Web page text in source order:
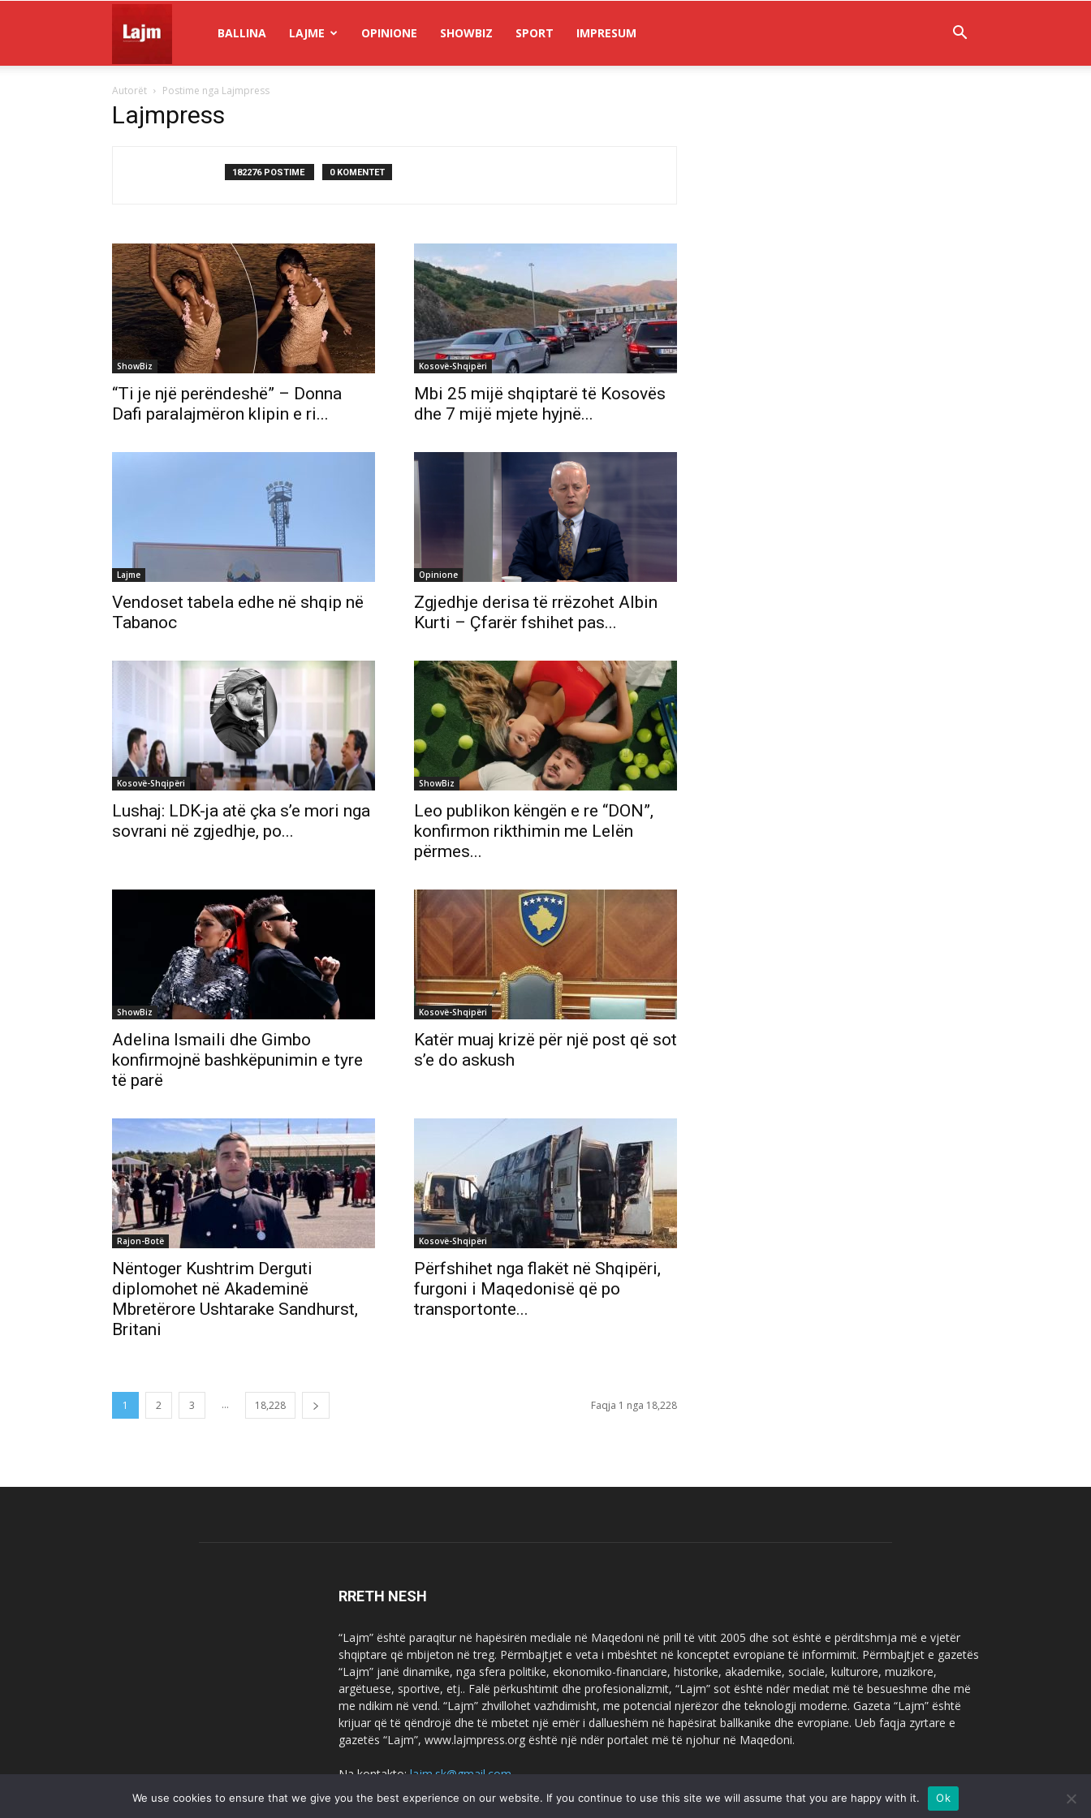
Lajm
BALLINA LAJME OPINIONE SHOWBIZ SPORT IMPRESUM
Autorët Postime nga Lajmpress
Lajmpress
182276 POSTIME 0 KOMENTET
ShowBiz
“Ti je një perëndeshë” – Donna
Dafi paralajmëron klipin e ri...
Kosovë-Shqipëri
Mbi 25 mijë shqiptarë të Kosovës
dhe 7 mijë mjete hyjnë...
Lajme
Vendoset tabela edhe në shqip në
Tabanoc
Opinione
Zgjedhje derisa të rrëzohet Albin
Kurti – Çfarër fshihet pas...
Kosovë-Shqipëri
Lushaj: LDK-ja atë çka s’e mori nga
sovrani në zgjedhje, po...
ShowBiz
Leo publikon këngën e re “DON”,
konfirmon rikthimin me Lelën
përmes...
ShowBiz
Adelina Ismaili dhe Gimbo
konfirmojnë bashkëpunimin e tyre
të parë
Kosovë-Shqipëri
Katër muaj krizë për një post që sot
s’e do askush
Rajon-Botë
Nëntoger Kushtrim Derguti
diplomohet në Akademinë
Mbretërore Ushtarake Sandhurst,
Britani
Kosovë-Shqipëri
Përfshihet nga flakët në Shqipëri,
furgoni i Maqedonisë që po
transportonte...
1 2 3 ... 18,228 Faqja 1 nga 18,228
RRETH NESH
“Lajm” është paraqitur në hapësirën mediale në Maqedoni në prill të vitit 2005 dhe sot është e përditshmja më e vjetër
shqiptare që mbijeton në treg. Përmbajtjet e veta i mbështet në konceptet evropiane të informimit. Përmbajtjet e gazetës
“Lajm” janë dinamike, nga sfera politike, ekonomiko-financiare, historike, akademike, sociale, kulturore, muzikore,
argëtuese, sportive, etj.. Falë përkushtimit dhe profesionalizmit, “Lajm” sot është ndër mediat më të besueshme dhe më
me ndikim në vend. “Lajm” zhvillohet vazhdimisht, me potencial njerëzor dhe teknologji moderne. Gazeta “Lajm” është
krijuar që të qëndrojë dhe të mbetet një emër i dallueshëm në hapësirat ballkanike dhe evropiane. Ueb faqja zyrtare e
gazetës “Lajm”, www.lajmpress.org është një ndër portalet më të njohur në Maqedoni.
Na kontakto:lajm.sk@gmail.com
We use cookies to ensure that we give you the best experience on our website. If you continue to use this site we will assume that you are happy with it. Ok